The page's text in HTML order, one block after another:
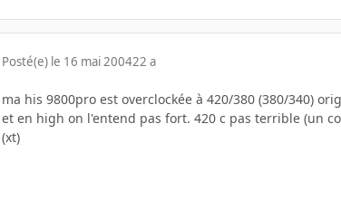
Posté(e) le 16 mai 200422 a
ma his 9800pro est overclockée à 420/380 (380/340)
et en high on l'entend pas fort. 420 c pas terrible (un
(xt)